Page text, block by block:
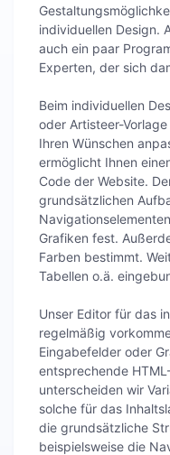
individuellen Design.
auch ein paar
Experten, der sich
Beim individuellen
oder Artisteer-
Ihren Wünschen
ermöglicht Ihnen
Code der Website.
grundsätzlichen
Grafiken fest.
Farben bestimmt.
Tabellen o.ä.
Unser Editor für das
regelmäßig
Eingabefelder oder
entsprechende
unterscheiden wir
solche für das
die grundsätzliche
beispielsweise die